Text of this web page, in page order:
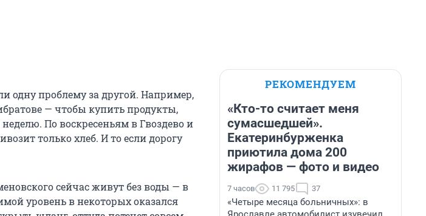
одну проблему за другой. Например,
— чтобы купить продукты,
По воскресеньям в Гвоздево и
только хлеб. И то если дорогу
сейчас живут без воды — в
уровень в некоторых оказался
РЕКОМЕНДУЕМ
«Кто-то считает меня
сумасшедшей».
Екатеринбурженка
приютила дома 200
жирафов — фото и видео
7 часов 11 795 37
«Четыре месяца больничных»: в